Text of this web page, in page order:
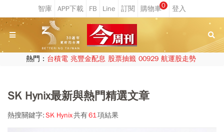
0
熱門： 台積電 兆豐金配息 股票抽籤 00929 航運股走勢
SK Hynix最新與熱門精選文章
熱搜關鍵字:SK Hynix共有61項結果